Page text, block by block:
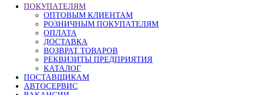
ПОКУПАТЕЛЯМ
ОПТОВЫМ КЛИЕНТАМ
РОЗНИЧНЫМ ПОКУПАТЕЛЯМ
ОПЛАТА
ДОСТАВКА
ВОЗВРАТ ТОВАРОВ
РЕКВИЗИТЫ ПРЕДПРИЯТИЯ
КАТАЛОГ
ПОСТАВЩИКАМ
АВТОСЕРВИС